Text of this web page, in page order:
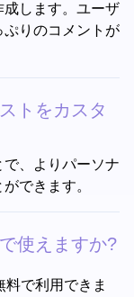
します。ユーザ
りのコメントが
トをカスタ
、よりパーソナ
できます。
使えますか?
で利用できま